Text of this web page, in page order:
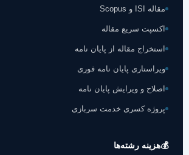
مقاله ISI و Scopus
اکسپت سریع مقاله
استخراج مقاله از پایان نامه
ویراستاری پایان نامه فوری
اصلاح و ویرایش پایان نامه
پروژه کسری خدمت سربازی
💰هزینه رشته‌ها